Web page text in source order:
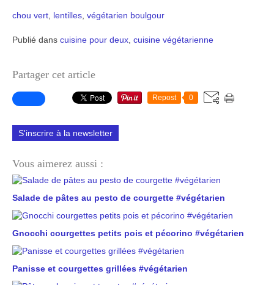
chou vert lentilles végétarien boulgour
Publié dans cuisine pour deux cuisine végétarienne
Partager cet article
Repost 0
S'inscrire à la newsletter
Vous aimerez aussi :
Salade de pâtes au pesto de courgette #végétarien
Gnocchi courgettes petits pois et pécorino #végétarien
Panisse et courgettes grillées #végétarien